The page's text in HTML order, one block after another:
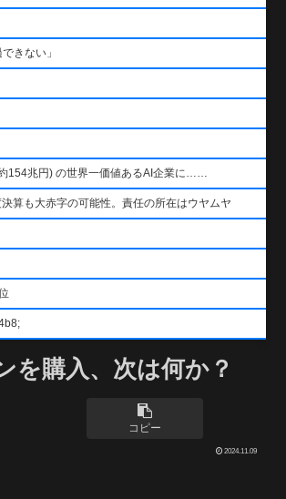
きない」
154兆円) の世界一価値あるAI企業に……
算も大赤字の可能性。責任の所在はウヤムヤ
を購入、次は何か？
コピー
2024.11.09